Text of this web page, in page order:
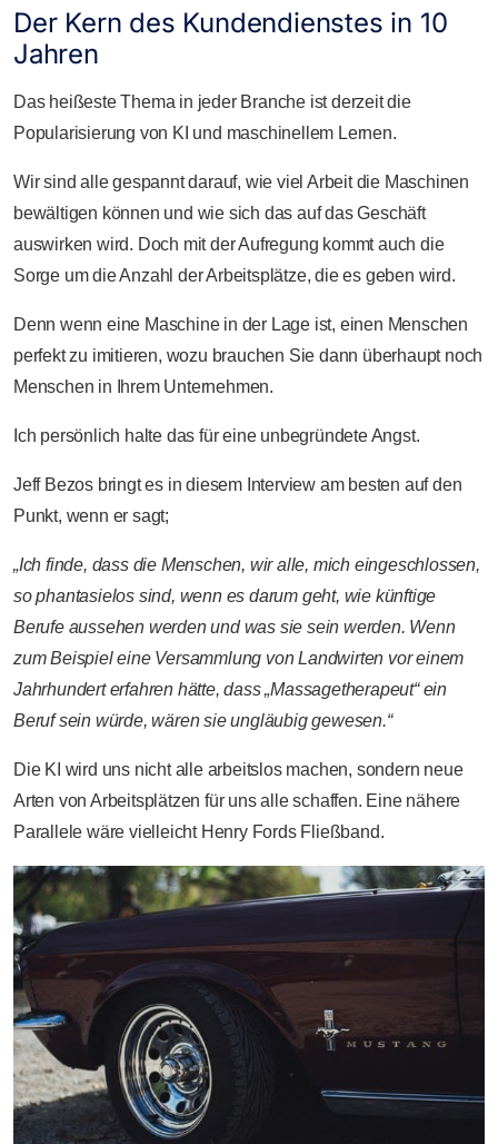
Der Kern des Kundendienstes in 10
Jahren
Das heißeste Thema in jeder Branche ist derzeit die
Popularisierung von KI und maschinellem Lernen.
Wir sind alle gespannt darauf, wie viel Arbeit die Maschinen
bewältigen können und wie sich das auf das Geschäft
auswirken wird. Doch mit der Aufregung kommt auch die
Sorge um die Anzahl der Arbeitsplätze, die es geben wird.
Denn wenn eine Maschine in der Lage ist, einen Menschen
perfekt zu imitieren, wozu brauchen Sie dann überhaupt noch
Menschen in Ihrem Unternehmen.
Ich persönlich halte das für eine unbegründete Angst.
Jeff Bezos bringt es in diesem Interview am besten auf den
Punkt, wenn er sagt;
„Ich finde, dass die Menschen, wir alle, mich eingeschlossen,
so phantasielos sind, wenn es darum geht, wie künftige
Berufe aussehen werden und was sie sein werden. Wenn
zum Beispiel eine Versammlung von Landwirten vor einem
Jahrhundert erfahren hätte, dass „Massagetherapeut“ ein
Beruf sein würde, wären sie ungläubig gewesen.“
Die KI wird uns nicht alle arbeitslos machen, sondern neue
Arten von Arbeitsplätzen für uns alle schaffen. Eine nähere
Parallele wäre vielleicht Henry Fords Fließband.